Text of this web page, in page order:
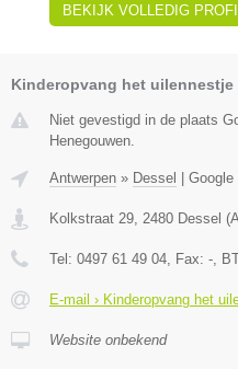
BEKIJK VOLLEDIG
Kinderopvang het uilennestje
Niet gevestigd in de plaats
Henegouwen.
Antwerpen » Dessel Google
Kolkstraat 29 2480 Dessel (
Tel: 0497 61 49 04 , Fax: - ,
E-mail › Kinderopvang het
Website onbekend